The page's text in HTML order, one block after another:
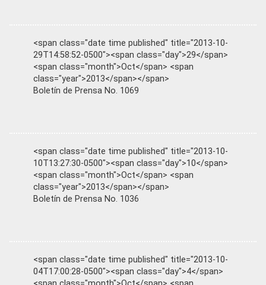
<span class="date time published" title="2013-10-
29T14:58:52-0500"><span class="day">29</span>
<span class="month">Oct</span> <span
class="year">2013</span></span>
Boletín de Prensa No. 1069
<span class="date time published" title="2013-10-
10T13:27:30-0500"><span class="day">10</span>
<span class="month">Oct</span> <span
class="year">2013</span></span>
Boletín de Prensa No. 1036
<span class="date time published" title="2013-10-
04T17:00:28-0500"><span class="day">4</span>